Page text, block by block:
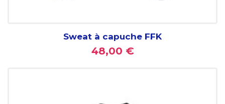
Sweat à capuche FFK
48,00 €